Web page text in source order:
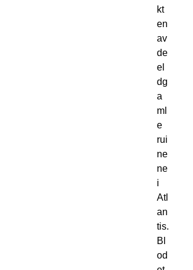
kt
en
av
de
el
dg
a
ml
e
rui
ne
ne
i
Atl
an
tis.
Bl
od